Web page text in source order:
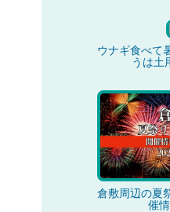
ウナギ食べて
うは土
倉敷周辺の夏
催